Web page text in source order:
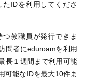
IDを利用してくださ
教職員が発行できま
問者にeduroamを利用
長１週間まで利用可能
可能なIDを最大10件ま